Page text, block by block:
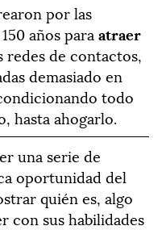
por las
años paraatraer
redes de contactos,
demasiado en
todo
hasta ahogarlo.
una serie de
oportunidad del
quién es, algo
con sus habilidades